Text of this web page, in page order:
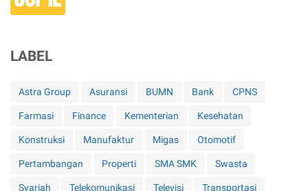
LABEL
Astra Group Asuransi BUMN Bank CPNS
Farmasi Finance Kementerian Kesehatan
Konstruksi Manufaktur Migas Otomotif
Pertambangan Properti SMA SMK Swasta
Syariah Telekomunikasi Televisi Transportasi